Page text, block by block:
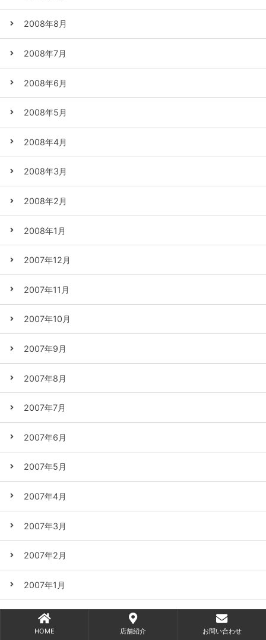
2008年8月
2008年7月
2008年6月
2008年5月
2008年4月
2008年3月
2008年2月
2008年1月
2007年12月
2007年11月
2007年10月
2007年9月
2007年8月
2007年7月
2007年6月
2007年5月
2007年4月
2007年3月
2007年2月
2007年1月
2006年12月
HOME 店舗紹介 お問い合わせ